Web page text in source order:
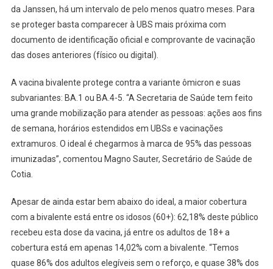
Contra
da Janssen, há um intervalo de pelo menos quatro meses. Para
se proteger basta comparecer à UBS mais próxima com
documento de identificação oficial e comprovante de vacinação
das doses anteriores (físico ou digital).
A vacina bivalente protege contra a variante ômicron e suas
subvariantes: BA.1 ou BA.4-5. “A Secretaria de Saúde tem feito
uma grande mobilização para atender as pessoas: ações aos fins
de semana, horários estendidos em UBSs e vacinações
extramuros. O ideal é chegarmos à marca de 95% das pessoas
imunizadas”, comentou Magno Sauter, Secretário de Saúde de
Cotia.
Apesar de ainda estar bem abaixo do ideal, a maior cobertura
com a bivalente está entre os idosos (60+): 62,18% deste público
recebeu esta dose da vacina, já entre os adultos de 18+ a
cobertura está em apenas 14,02% com a bivalente. “Temos
quase 86% dos adultos elegíveis sem o reforço, e quase 38% dos